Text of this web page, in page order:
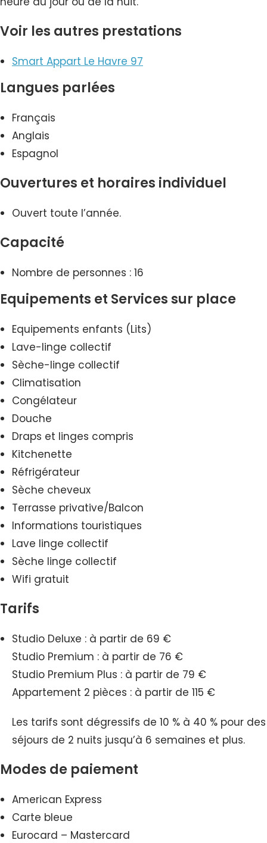
Voir les autres prestations
Smart Appart Le Havre 97
Langues parlées
Français
Anglais
Espagnol
Ouvertures et horaires individuel
Ouvert toute l’année.
Capacité
Nombre de personnes : 16
Equipements et Services sur place
Equipements enfants (Lits)
Lave-linge collectif
Sèche-linge collectif
Climatisation
Congélateur
Douche
Draps et linges compris
Kitchenette
Réfrigérateur
Sèche cheveux
Terrasse privative/Balcon
Informations touristiques
Lave linge collectif
Sèche linge collectif
Wifi gratuit
Tarifs
Studio Deluxe : à partir de 69 €
Studio Premium : à partir de 76 €
Studio Premium Plus : à partir de 79 €
Appartement 2 pièces : à partir de 115 €
Les tarifs sont dégressifs de 10 % à 40 % pour des
séjours de 2 nuits jusqu’à 6 semaines et plus.
Modes de paiement
American Express
Carte bleue
Eurocard – Mastercard